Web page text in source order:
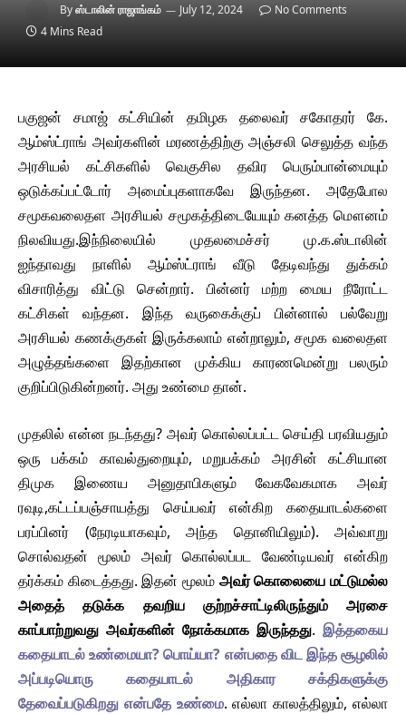
Byஸ்டாலின் ராஜாங்கம் July 12, 2024
No Comments
4 Mins Read
பகுஜன் சமாஜ் கட்சியின் தமிழக தலைவர் சகோதரர் கே.
ஆம்ஸ்ட்ராங் அவர்களின் மரணத்திற்கு அஞ்சலி செலுத்த வந்த
அரசியல் கட்சிகளில் வெகுசில தவிர பெரும்பான்மையும்
ஒடுக்கப்பட்டோர் அமைப்புகளாகவே இருந்தன. அதேபோல
சமூகவலைதள அரசியல் சமூகத்திடையேயும் கனத்த மௌனம்
நிலவியது.இந்நிலையில் முதலமைச்சர் மு.க.ஸ்டாலின்
ஐந்தாவது நாளில் ஆம்ஸ்ட்ராங் வீடு தேடிவந்து துக்கம்
விசாரித்து விட்டு சென்றார். பின்னர் மற்ற மைய நீரோட்ட
கட்சிகள் வந்தன. இந்த வருகைக்குப் பின்னால் பல்வேறு
அரசியல் கணக்குகள் இருக்கலாம் என்றாலும், சமூக வலைதள
அழுத்தங்களை இதற்கான முக்கிய காரணமென்று பலரும்
குறிப்பிடுகின்றனர். அது உண்மை தான்.
முதலில் என்ன நடந்தது? அவர் கொல்லப்பட்ட செய்தி பரவியதும்
ஒரு பக்கம் காவல்துறையும், மறுபக்கம் அரசின் கட்சியான
திமுக இணைய அனுதாபிகளும் வேகவேகமாக அவர்
ரவுடி,கட்டப்பஞ்சாயத்து செய்பவர் என்கிற கதையாடல்களை
பரப்பினர் (நேரடியாகவும், அந்த தொனியிலும்). அவ்வாறு
சொல்வதன் மூலம் அவர் கொல்லப்பட வேண்டியவர் என்கிற
தர்க்கம் கிடைத்தது. இதன் மூலம் அவர் கொலையை மட்டுமல்ல
அதைத் தடுக்க தவறிய குற்றச்சாட்டிலிருந்தும் அரசை
காப்பாற்றுவது அவர்களின் நோக்கமாக இருந்தது. இத்தகைய
கதையாடல் உண்மையா? பொய்யா? என்பதை விட இந்த சூழலில்
அப்படியொரு கதையாடல் அதிகார சக்திகளுக்கு
தேவைப்படுகிறது என்பதே உண்மை. எல்லா காலத்திலும், எல்லா